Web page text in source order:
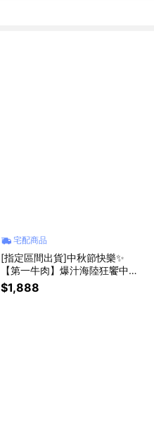
宅配商品
[指定區間出貨]中秋節快樂✨
【第一牛肉】爆汁海陸狂饗中秋
組(3~5人份)(含運)【墊腳石】中
秋烤肉
$1,888